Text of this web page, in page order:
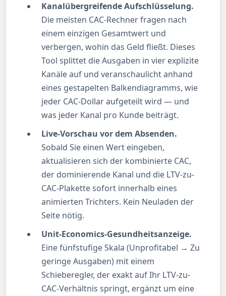
Kanalübergreifende Aufschlüsselung.
Die meisten CAC-Rechner fragen nach
einem einzigen Gesamtwert und
verbergen, wohin das Geld fließt. Dieses
Tool splittet die Ausgaben in vier explizite
Kanäle auf und veranschaulicht anhand
eines gestapelten Balkendiagramms, wie
jeder CAC-Dollar aufgeteilt wird — und
was jeder Kanal pro Kunde beiträgt.
Live-Vorschau vor dem Absenden.
Sobald Sie einen Wert eingeben,
aktualisieren sich der kombinierte CAC,
der dominierende Kanal und die LTV-zu-
CAC-Plakette sofort innerhalb eines
animierten Trichters. Kein Neuladen der
Seite nötig.
Unit-Economics-Gesundheitsanzeige.
Eine fünfstufige Skala (Unprofitabel → Zu
geringe Ausgaben) mit einem
Schieberegler, der exakt auf Ihr LTV-zu-
CAC-Verhältnis springt, ergänzt um eine